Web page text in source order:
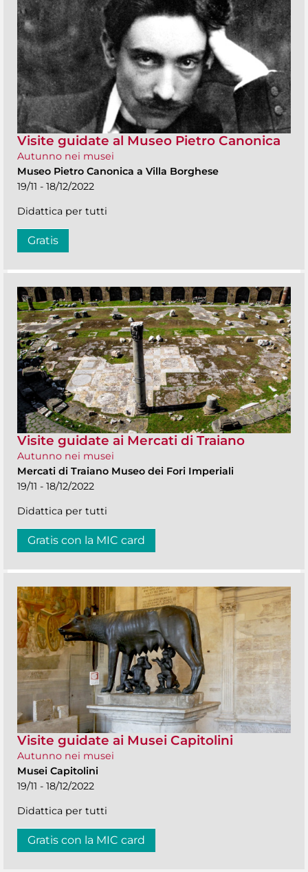
Visite guidate al Museo Pietro Canonica
Autunno nei musei
Museo Pietro Canonica a Villa Borghese
19/11 - 18/12/2022
Didattica per tutti
Gratis
Visite guidate ai Mercati di Traiano
Autunno nei musei
Mercati di Traiano Museo dei Fori Imperiali
19/11 - 18/12/2022
Didattica per tutti
Gratis con la MIC card
Visite guidate ai Musei Capitolini
Autunno nei musei
Musei Capitolini
19/11 - 18/12/2022
Didattica per tutti
Gratis con la MIC card